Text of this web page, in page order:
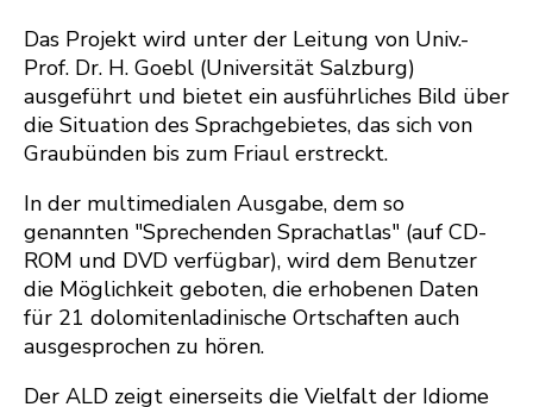
Das Projekt wird unter der Leitung von Univ.-
Prof. Dr. H. Goebl (Universität Salzburg)
ausgeführt und bietet ein ausführliches Bild über
die Situation des Sprachgebietes, das sich von
Graubünden bis zum Friaul erstreckt.
In der multimedialen Ausgabe, dem so
genannten "Sprechenden Sprachatlas" (auf CD-
ROM und DVD verfügbar), wird dem Benutzer
die Möglichkeit geboten, die erhobenen Daten
für 21 dolomitenladinische Ortschaften auch
ausgesprochen zu hören.
Der ALD zeigt einerseits die Vielfalt der Idiome